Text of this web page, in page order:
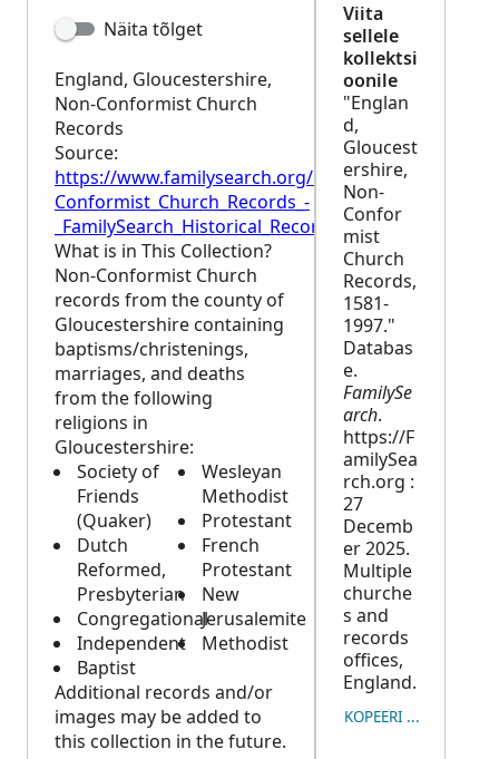
Näita tõlget
England, Gloucestershire,
Non-Conformist Church
Records
Source:
https://www.familysearch.org/en/wiki/
Conformist_Church_Records_-
_FamilySearch_Historical_Records
What is in This Collection?
Non-Conformist Church
records from the county of
Gloucestershire containing
baptisms/christenings,
marriages, and deaths
from the following
religions in
Gloucestershire:
Society of
Friends
(Quaker)
Dutch
Reformed,
Presbyterian
Congregational
Independent
Baptist
Wesleyan
Methodist
Protestant
French
Protestant
New
Jerusalemite
Methodist
Additional records and/or
images may be added to
this collection in the future.
Viita
sellele
kollektsi
oonile
"Englan
d,
Gloucest
ershire,
Non-
Confor
mist
Church
Records,
1581-
1997."
Databas
e.
FamilySe
arch.
https://F
amilySea
rch.org :
27
Decemb
er 2025.
Multiple
churche
s and
records
offices,
England.
KOPEERI VIIDE